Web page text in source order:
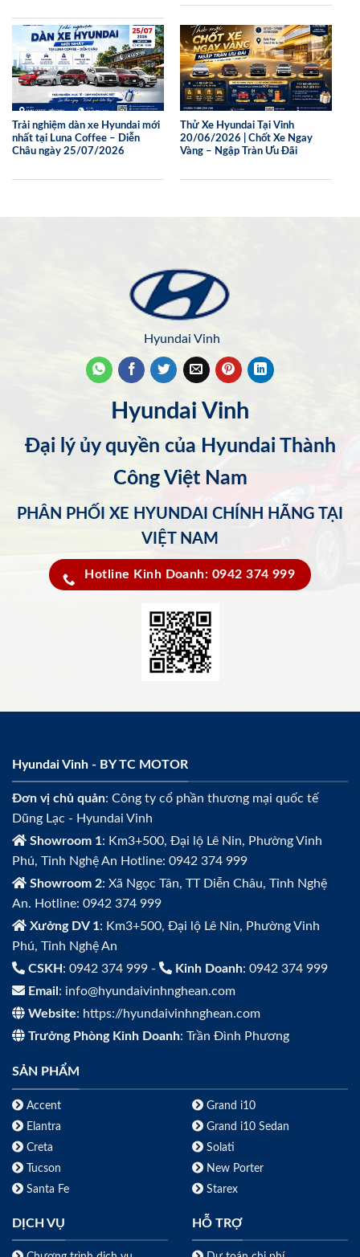
Trải nghiệm dàn xe Hyundai mới
nhất tại Luna Coffee – Diễn
Châu ngày 25/07/2026
Thử Xe Hyundai Tại Vinh
20/06/2026 | Chốt Xe Ngay
Vàng – Ngập Tràn Ưu Đãi
Hyundai Vinh
Hyundai Vinh
Đại lý ủy quyền của Hyundai Thành
Công Việt Nam
PHÂN PHỐI XE HYUNDAI CHÍNH HÃNG TẠI
VIỆT NAM
Hotline Kinh Doanh: 0942 374 999
Hyundai Vinh - BY TC MOTOR
Đơn vị chủ quản: Công ty cổ phần thương mại quốc tế
Dũng Lạc - Hyundai Vinh
Showroom 1: Km3+500, Đại lộ Lê Nin, Phường Vinh
Phú, Tỉnh Nghệ An Hotline: 0942 374 999
Showroom 2: Xã Ngọc Tân, TT Diễn Châu, Tỉnh Nghệ
An. Hotline: 0942 374 999
Xưởng DV 1: Km3+500, Đại lộ Lê Nin, Phường Vinh
Phú, Tỉnh Nghệ An
CSKH : 0942 374 999 - Kinh Doanh: 0942 374 999
Email : info@hyundaivinhnghean.com
Website: https://hyundaivinhnghean.com
Trưởng Phòng Kinh Doanh: Trần Đình Phương
SẢN PHẨM
Accent
Elantra
Creta
Tucson
Santa Fe
Grand i10
Grand i10 Sedan
Solati
New Porter
Starex
DỊCH VỤ HỖ TRỢ